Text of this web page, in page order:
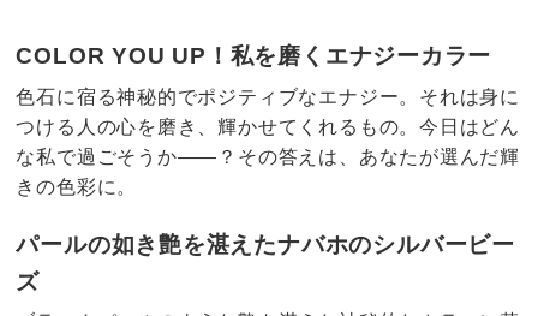
COLOR YOU UP！私を磨くエナジーカラー
色石に宿る神秘的でポジティブなエナジー。それは身に
つける人の心を磨き、輝かせてくれるもの。今日はどん
な私で過ごそうか――？その答えは、あなたが選んだ輝
きの色彩に。
パールの如き艶を湛えたナバホのシルバービー
ズ